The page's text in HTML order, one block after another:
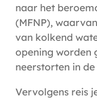
naar het
(MFNP),
van kolkend
opening worden
neerstorten in
Vervolgens reis